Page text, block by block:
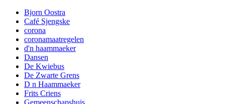
Bjorn Oostra
Café Sjengske
corona
coronamaatregelen
d'n haammaeker
Dansen
De Kwiebus
De Zwarte Grens
D n Haammaeker
Frits Criens
Gemeenschapshuis